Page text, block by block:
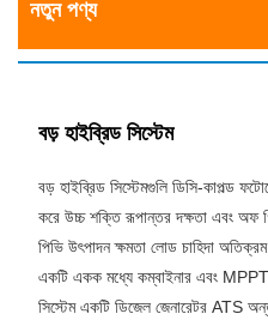
নতুন পণ্য
বড় হাইব্রিড সিস্টেম
বড় হাইব্রিড সিস্টেমগুলি ডিসি-কাপল্ড
করে উচ্চ শক্তি রূপান্তর দক্ষতা এবং অফ
পিভি উৎপাদন ক্ষমতা লোড চাহিদা
একটি একক মধ্যে কম্বাইনার এবং MPPT
সিস্টেম একটি ডিজেল জেনারেটর ATS